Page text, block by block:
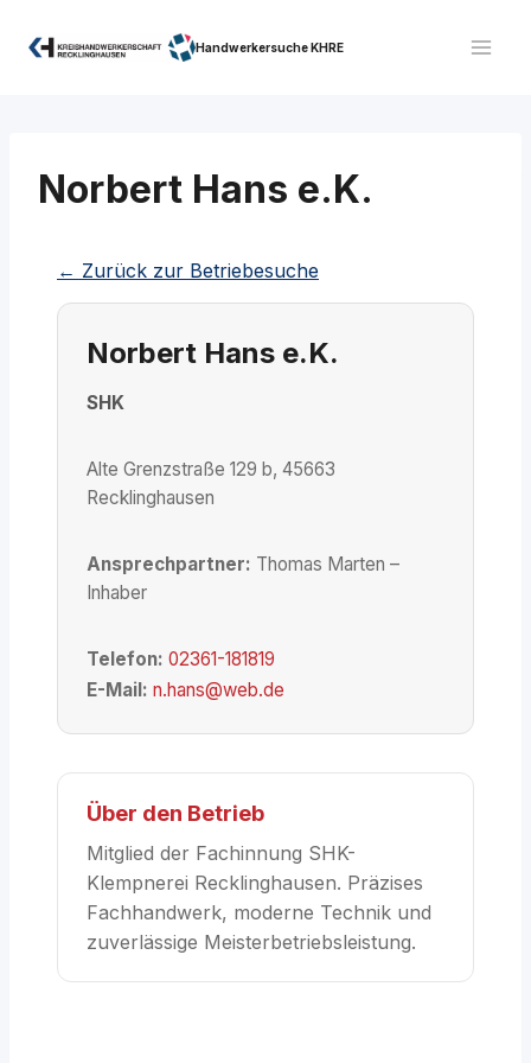
Inhalt
Handwerkersuche KHRE
Norbert Hans e.K.
← Zurück zur Betriebesuche
Norbert Hans e.K.
SHK
Alte Grenzstraße 129 b, 45663
Recklinghausen
Ansprechpartner: Thomas Marten –
Inhaber
Telefon: 02361-181819
E-Mail: n.hans@web.de
Über den Betrieb
Mitglied der Fachinnung SHK-
Klempnerei Recklinghausen. Präzises
Fachhandwerk, moderne Technik und
zuverlässige Meisterbetriebsleistung.